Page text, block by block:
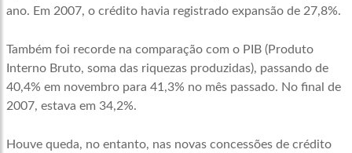
ano. Em 2007, o crédito havia registrado expansão de 27,8%.
Também foi recorde na comparação com o PIB (Produto
Interno Bruto, soma das riquezas produzidas), passando de
40,4% em novembro para 41,3% no mês passado. No final de
2007, estava em 34,2%.
Houve queda, no entanto, nas novas concessões de crédito